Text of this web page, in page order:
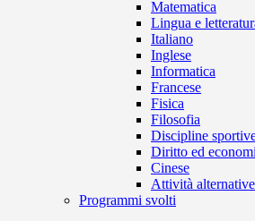
Matematica
Lingua e
Italiano
Inglese
Informatica
Francese
Fisica
Filosofia
Discipline
Diritto ed
Cinese
Attività alternative
Programmi svolti